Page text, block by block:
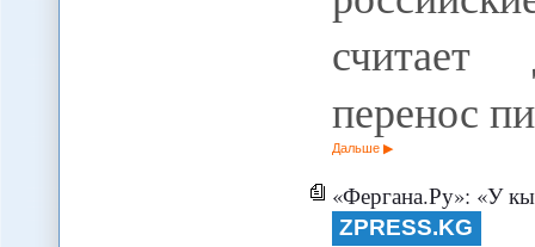
считает
перенос
Дальше
«Фергана.Ру»: «У
ZPRESS.KG